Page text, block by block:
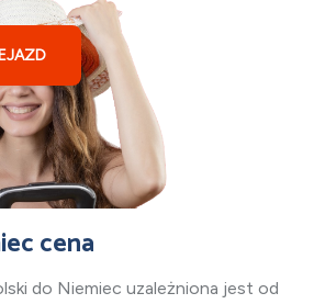
cena
do Niemiec uzależniona jest od